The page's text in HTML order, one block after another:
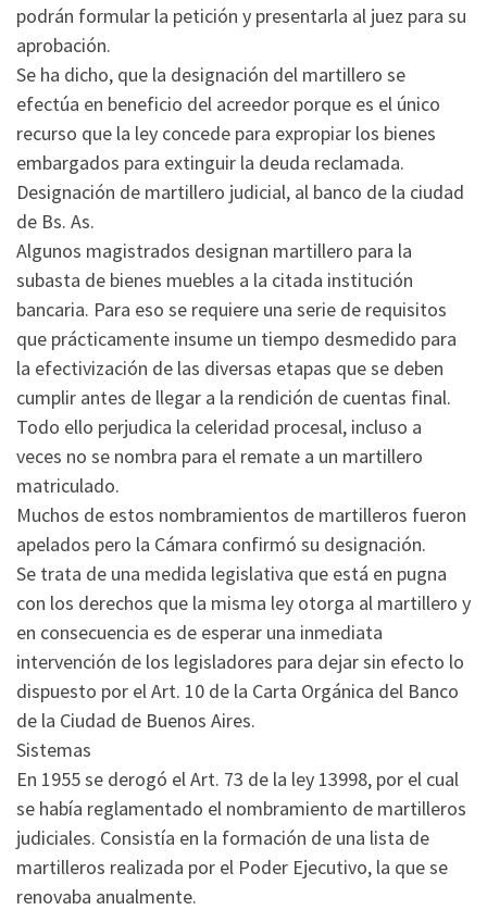
podrán formular la petición y presentarla al juez para su
aprobación.
Se ha dicho, que la designación del martillero se
efectúa en beneficio del acreedor porque es el único
recurso que la ley concede para expropiar los bienes
embargados para extinguir la deuda reclamada.
Designación de martillero judicial, al banco de la ciudad
de Bs. As.
Algunos magistrados designan martillero para la
subasta de bienes muebles a la citada institución
bancaria. Para eso se requiere una serie de requisitos
que prácticamente insume un tiempo desmedido para
la efectivización de las diversas etapas que se deben
cumplir antes de llegar a la rendición de cuentas final.
Todo ello perjudica la celeridad procesal, incluso a
veces no se nombra para el remate a un martillero
matriculado.
Muchos de estos nombramientos de martilleros fueron
apelados pero la Cámara confirmó su designación.
Se trata de una medida legislativa que está en pugna
con los derechos que la misma ley otorga al martillero y
en consecuencia es de esperar una inmediata
intervención de los legisladores para dejar sin efecto lo
dispuesto por el Art. 10 de la Carta Orgánica del Banco
de la Ciudad de Buenos Aires.
Sistemas
En 1955 se derogó el Art. 73 de la ley 13998, por el cual
se había reglamentado el nombramiento de martilleros
judiciales. Consistía en la formación de una lista de
martilleros realizada por el Poder Ejecutivo, la que se
renovaba anualmente.